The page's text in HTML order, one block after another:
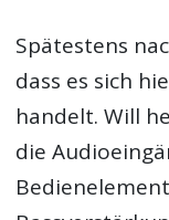
Spätestens
dass es sich
handelt. Will
die